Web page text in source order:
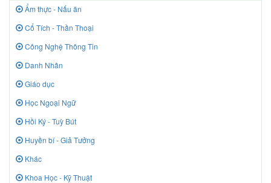
Ẩm thực - Nấu ăn
Cổ Tích - Thần Thoại
Công Nghệ Thông Tin
Danh Nhân
Giáo dục
Học Ngoại Ngữ
Hồi Ký - Tuỳ Bút
Huyền bí - Giả Tưởng
Khác
Khoa Học - Kỹ Thuật